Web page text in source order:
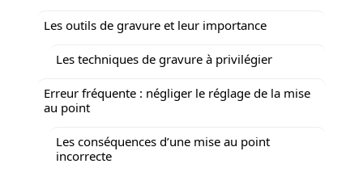
Les outils de gravure et leur importance
Les techniques de gravure à privilégier
Erreur fréquente : négliger le réglage de la mise
au point
Les conséquences d’une mise au point
incorrecte